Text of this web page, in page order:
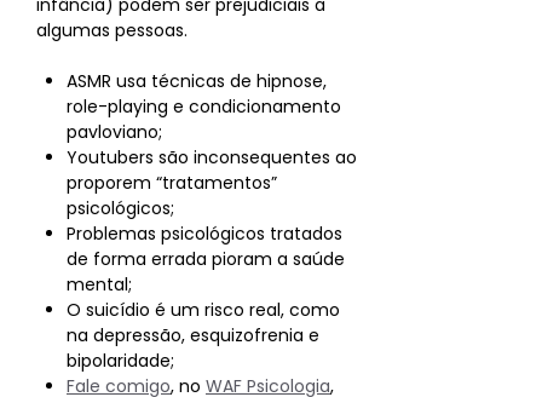
algumas pessoas.
ASMR usa técnicas de hipnose,
role-playing e condicionamento
pavloviano;
Youtubers são inconsequentes ao
proporem “tratamentos”
psicológicos;
Problemas psicológicos tratados
de forma errada pioram a saúde
mental;
O suicídio é um risco real, como
na depressão, esquizofrenia e
bipolaridade;
Fale comigo, no WAF Psicologia,